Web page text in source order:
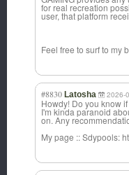
for real recreation
user, that platform
Feel free to surf to my
#8830 Latosha 2026-
Howdy! Do you know
I'm kinda paranoid
on. Any
My page :: Sdypools: